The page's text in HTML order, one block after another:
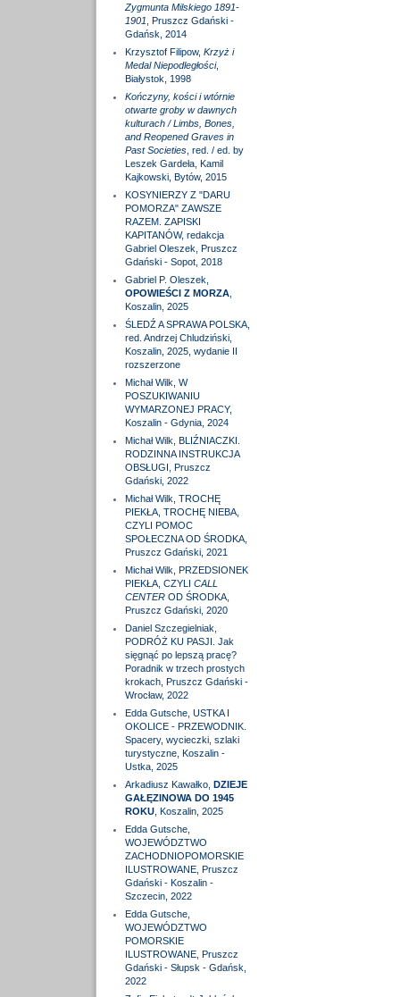
Zygmunta Milskiego 1891-
1901 , Pruszcz Gdański -
Gdańsk, 2014
Krzysztof Filipow, Krzyż i
Medal Niepodległości,
Białystok, 1998
Kończyny, kości i wtórnie
otwarte groby w dawnych
kulturach / Limbs, Bones,
and Reopened Graves in
Past Societies, red. / ed. by
Leszek Gardeła, Kamil
Kajkowski, Bytów, 2015
KOSYNIERZY Z "DARU
POMORZA" ZAWSZE
RAZEM. ZAPISKI
KAPITANÓW, redakcja
Gabriel Oleszek, Pruszcz
Gdański - Sopot, 2018
Gabriel P. Oleszek,
OPOWIEŚCI Z MORZA,
Koszalin, 2025
ŚLEDŹ A SPRAWA POLSKA,
red. Andrzej Chludziński,
Koszalin, 2025, wydanie II
rozszerzone
Michał Wilk, W
POSZUKIWANIU
WYMARZONEJ PRACY,
Koszalin - Gdynia, 2024
Michał Wilk, BLIŹNIACZKI.
RODZINNA INSTRUKCJA
OBSŁUGI, Pruszcz
Gdański, 2022
Michał Wilk, TROCHĘ
PIEKŁA, TROCHĘ NIEBA,
CZYLI POMOC
SPOŁECZNA OD ŚRODKA,
Pruszcz Gdański, 2021
Michał Wilk, PRZEDSIONEK
PIEKŁA, CZYLI CALL
CENTEROD ŚRODKA,
Pruszcz Gdański, 2020
Daniel Szczegielniak,
PODRÓŻ KU PASJI. Jak
sięgnąć po lepszą pracę?
Poradnik w trzech prostych
krokach, Pruszcz Gdański -
Wrocław, 2022
Edda Gutsche, USTKA I
OKOLICE - PRZEWODNIK.
Spacery, wycieczki, szlaki
turystyczne, Koszalin -
Ustka, 2025
Arkadiusz Kawałko, DZIEJE
GAŁĘZINOWA DO 1945
ROKU, Koszalin, 2025
Edda Gutsche,
WOJEWÓDZTWO
ZACHODNIOPOMORSKIE
ILUSTROWANE, Pruszcz
Gdański - Koszalin -
Szczecin, 2022
Edda Gutsche,
WOJEWÓDZTWO
POMORSKIE
ILUSTROWANE, Pruszcz
Gdański - Słupsk - Gdańsk,
2022